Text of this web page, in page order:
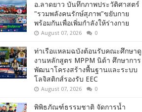
อ.ลาดยาว บันทึกภาพประวัติศาสตร์
"รวมพลังคนรักษ์สุภาพ"ขยับกาย
พร้อมกันเพื่อเพิ่มกำลังให้ร่างกาย
August 07, 2026 0
ท่าเรือแหลมฉบังต้อนรับคณะศึกษาดู
งานหลักสูตร MPPM นิด้า ศึกษาการ
พัฒนาโครงสร้างพื้นฐานและระบบ
โลจิสติกส์รองรับ EEC
August 07, 2026 0
พิพิธภัณฑ์ธรรมชาติ จัดการน้ำ